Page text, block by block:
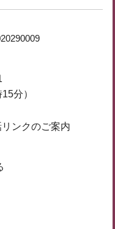
分）
ンクのご案内